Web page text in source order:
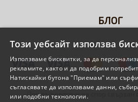
БЛОГ
При възникване на спор свързан
Този уебсайт използва
Използваме бисквитки, за да
рекламите, както и да подобрим
Натискайки бутона "Приемам" или
съгласявате да използваме данни,
или подобни технологии.